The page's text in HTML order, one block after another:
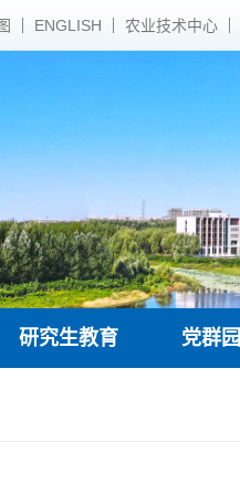
ENGLISH 农业技术中心
研究生教育 党群